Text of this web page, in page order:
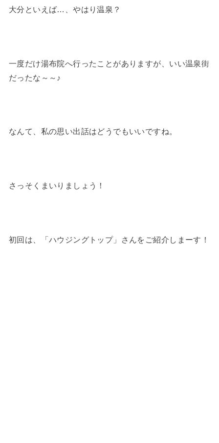
大分といえば…、やはり温泉？
一度だけ湯布院へ行ったことがありますが、いい温泉街
だったな～～♪
なんて、私の思い出話はどうでもいいですね。
さっそくまいりましょう！
初回は、「ハウジングトップ」さんをご紹介しまーす！